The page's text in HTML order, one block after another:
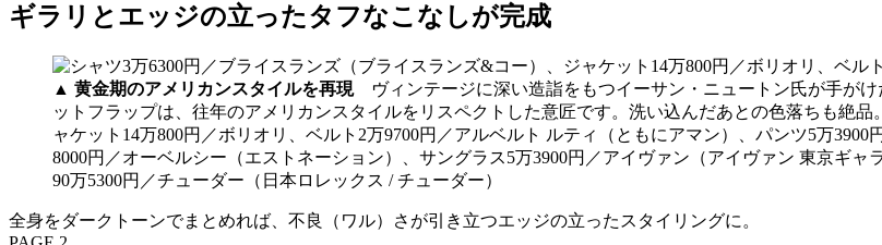
ギラリとエッジの立ったタフなこなしが完成
▲ 黄金期のアメリカンスタイルを再現ヴィンテージに深い造詣をもつイーサン・ニュートン氏が手が
ットフラップは、往年のアメリカンスタイルをリスペクトした意匠です。洗い込んだあとの色落ちも絶
ャケット14万800円／ボリオリ、ベルト2万9700円／アルベルト ルティ（ともにアマン）、パンツ5万
8000円／オーベルシー（エストネーション）、サングラス5万3900円／アイヴァン（アイヴァン 東京ギ
90万5300円／チューダー（日本ロレックス / チューダー）
全身をダークトーンでまとめれば、不良（ワル）さが引き立つエッジの立ったスタイリングに。